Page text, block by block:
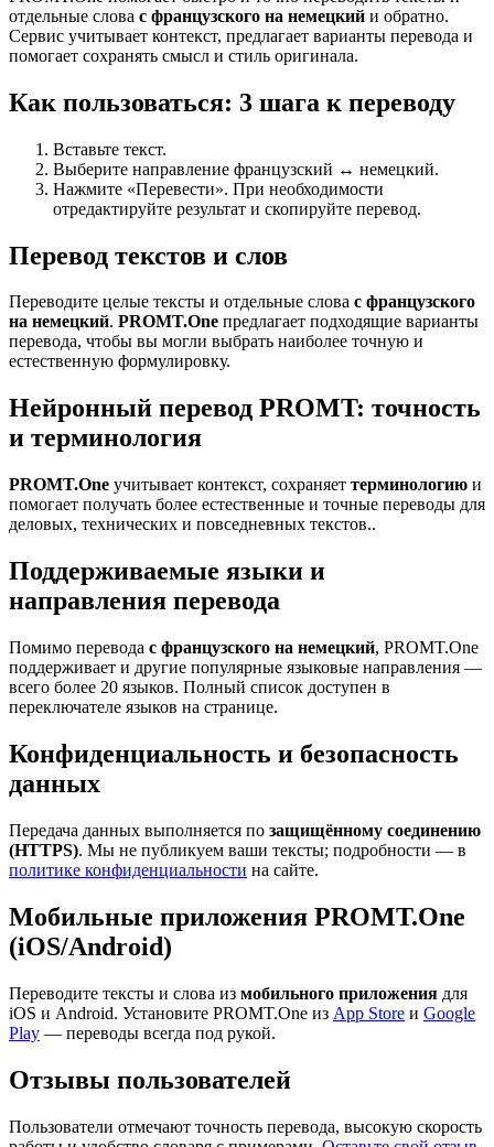
отдельные слова с французского на немецкий и обратно.
Сервис учитывает контекст, предлагает варианты перевода и
помогает сохранять смысл и стиль оригинала.
Как пользоваться: 3 шага к переводу
Вставьте текст.
Выберите направление французский ↔ немецкий.
Нажмите «Перевести». При необходимости
отредактируйте результат и скопируйте перевод.
Перевод текстов и слов
Переводите целые тексты и отдельные слова с французского
на немецкий. PROMT.One предлагает подходящие варианты
перевода, чтобы вы могли выбрать наиболее точную и
естественную формулировку.
Нейронный перевод PROMT: точность
и терминология
PROMT.One учитывает контекст, сохраняет терминологию и
помогает получать более естественные и точные переводы для
деловых, технических и повседневных текстов..
Поддерживаемые языки и
направления перевода
Помимо перевода с французского на немецкий, PROMT.One
поддерживает и другие популярные языковые направления —
всего более 20 языков. Полный список доступен в
переключателе языков на странице.
Конфиденциальность и безопасность
данных
Передача данных выполняется по защищённому соединению
(HTTPS). Мы не публикуем ваши тексты; подробности — в
политике конфиденциальности на сайте.
Мобильные приложения PROMT.One
(iOS/Android)
Переводите тексты и слова из мобильного приложения для
iOS и Android. Установите PROMT.One из App Store и Google
Play — переводы всегда под рукой.
Отзывы пользователей
Пользователи отмечают точность перевода, высокую скорость